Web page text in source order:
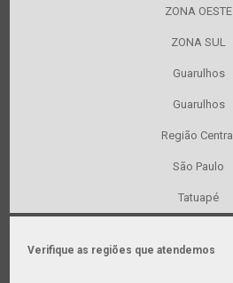
ZONA OESTE
ZONA SUL
Guarulhos
Guarulhos
Região Central
São Paulo
Tatuapé
Verifique as regiões que atendemos